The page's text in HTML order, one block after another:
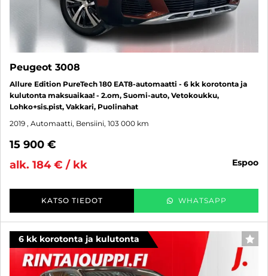
Peugeot 3008
Allure Edition PureTech 180 EAT8-automaatti - 6 kk korotonta ja
kulutonta maksuaikaa! - 2.om, Suomi-auto, Vetokoukku,
Lohko+sis.pist, Vakkari, Puolinahat
2019 , Automaatti, Bensiini, 103 000 km
15 900 €
alk. 184 € / kk
espoo
KATSO TIEDOT WHATSAPP
6 kk korotonta ja kulutonta